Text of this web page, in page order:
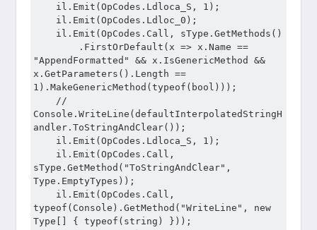
"AppendFormatted" && x.IsGenericMethod &&
x.GetParameters().Length ==
1).MakeGenericMethod(typeof(bool)));
Console.WriteLine(defaultInterpolatedStringH
andler.ToStringAndClear());
sType.GetMethod("ToStringAndClear",
Type.EmptyTypes));
typeof(Console).GetMethod("WriteLine", new
Type[] { typeof(string) }));